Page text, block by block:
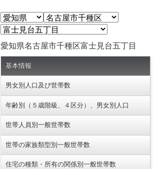
愛知県名古屋市千種区富士見台五丁目
基本情報
男女別人口及び世帯数
年齢別（５歳階級、４区分）、男女別人口
世帯人員別一般世帯数
世帯の家族類型別一般世帯数
住宅の種類・所有の関係別一般世帯数